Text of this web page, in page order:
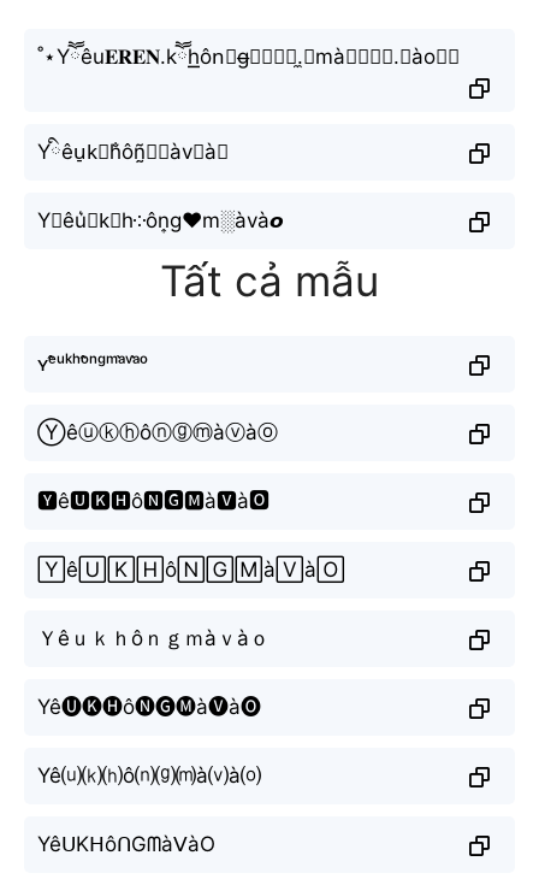
˚⋆Yཽêu𝐄𝐑𝐄𝐍.kཽh͟͟ôn⃣g̶𝐄𝐑𝐄𝐍.̼⧽mà𝐄𝐑𝐄𝐍.🆅ào⨳⊹
Yིêu̠k⃕h̐ôñ̰𝔤𝖒àv≋à𝑜
Y≋êu͛⦚k⃕h༶ôn͎g♥m░àvà𝙤
Tất cả mẫu
ʏᵉ̂ᵘᵏʰᵒ̂ⁿᵍᵐᵃ̀ᵛᵃ̀ᵒ
Ⓨêⓤⓚⓗôⓝⓖⓜàⓥàⓞ
🆈ê🆄🅺🅷ô🅽🅶🅼à🆅à🅾
🅈ê🅄🄺🄷ô🄽🄶🄼à🅅à🄾
Ｙêｕｋｈôｎｇｍàｖàｏ
Yê🅤🅚🅗ô🅝🅖🅜à🅥à🅞
Yê⒰⒦⒣ô⒩⒢⒨à⒱à⒪
YêᑌKᕼôᑎGᗰàᐯàO